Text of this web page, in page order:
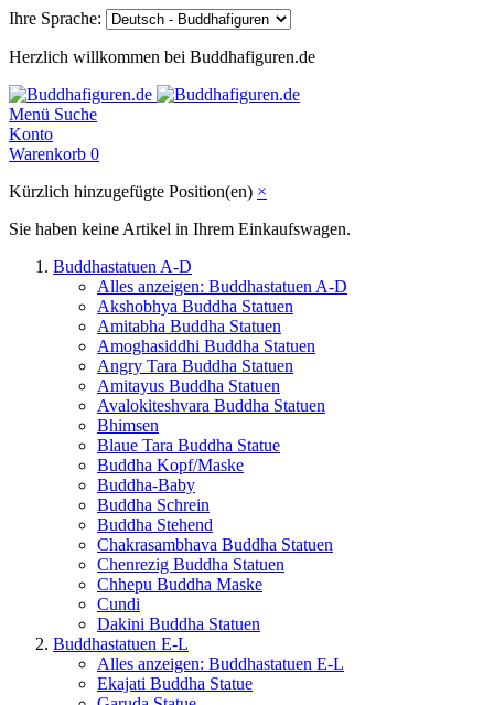
Ihre Sprache:
Herzlich willkommen bei Buddhafiguren.de
Menü Suche
Konto
Warenkorb 0
Kürzlich hinzugefügte Position(en) ×
Sie haben keine Artikel in Ihrem Einkaufswagen.
Buddhastatuen A-D
Alles anzeigen: Buddhastatuen A-D
Akshobhya Buddha Statuen
Amitabha Buddha Statuen
Amoghasiddhi Buddha Statuen
Angry Tara Buddha Statuen
Amitayus Buddha Statuen
Avalokiteshvara Buddha Statuen
Bhimsen
Blaue Tara Buddha Statue
Buddha Kopf/Maske
Buddha-Baby
Buddha Schrein
Buddha Stehend
Chakrasambhava Buddha Statuen
Chenrezig Buddha Statuen
Chhepu Buddha Maske
Cundi
Dakini Buddha Statuen
Buddhastatuen E-L
Alles anzeigen: Buddhastatuen E-L
Ekajati Buddha Statue